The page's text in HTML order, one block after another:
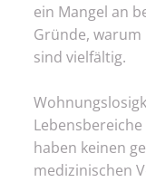
ein Mangel an
Gründe,
sind vielfältig.
haben keinen
medizinischen